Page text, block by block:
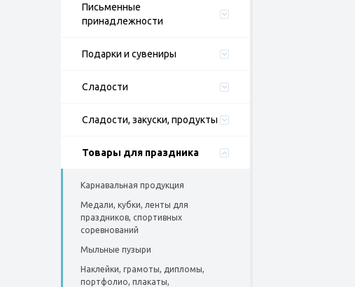
Письменные
принадлежности
Подарки и сувениры
Сладости
Сладости, закуски, продукты
Товары для праздника
Карнавальная продукция
Медали, кубки, ленты для
праздников, спортивных
соревнований
Мыльные пузыри
Наклейки, грамоты, дипломы,
портфолио, плакаты,